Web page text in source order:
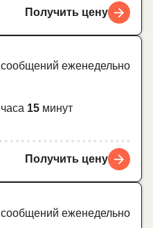
Получить цену
сообщений еженедельно
часа 15 минут
Получить цену
сообщений еженедельно